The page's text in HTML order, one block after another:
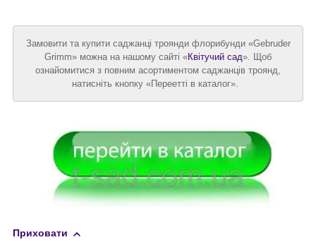
Замовити та купити саджанці троянди флорибунди «Gebruder
Grimm» можна на нашому сайті «Квітучий сад». Щоб
ознайомитися з повним асортиментом саджанців троянд,
натисніть кнопку «Переетті в каталог».
Приховати